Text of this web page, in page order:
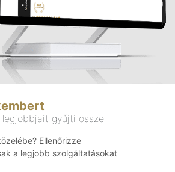
legjobbjait gyűjti össze
Ellenőrizze
a legjobb szolgáltatásokat